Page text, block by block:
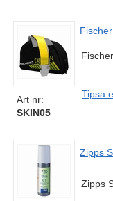
Art nr:
SKIN05
Tipsa
Zipps
Zipps